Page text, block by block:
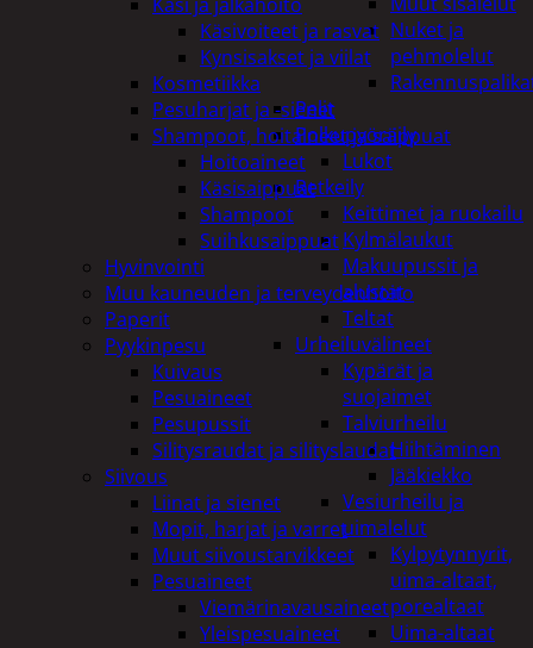
Nuket ja
pehmolelut
Pelit
Polkupyöräily
Lukot
Retkeily
Keittimet ja ruokailu
Kylmälaukut
Makuupussit ja
alustat
Teltat
Urheiluvälineet
Kypärät ja
suojaimet
Talviurheilu
Hiihtäminen
Jääkiekko
Vesiurheilu ja
uimalelut
Kylpytynnyrit,
uima-altaat,
porealtaat
Uima-altaat
Käsivoiteet ja rasvat
Kynsisakset ja viilat
Kosmetiikka
Pesuharjat ja -sienet
Shampoot, hoitaineet ja saippuat
Hoitoaineet
Käsisaippuat
Shampoot
Suihkusaippuat
Hyvinvointi
Muu kauneuden ja terveydenhoito
Paperit
Pyykinpesu
Kuivaus
Pesuaineet
Pesupussit
Silitysraudat ja silityslaudat
Siivous
Liinat ja sienet
Mopit, harjat ja varret
Muut siivoustarvikkeet
Pesuaineet
Viemärinavausaineet
Yleispesuaineet